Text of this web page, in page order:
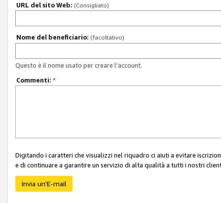
URL del sito Web: (Consigliato)
Nome del beneficiario: (facoltativo)
Questo è il nome usato per creare l'account.
Commenti: *
Digitando i caratteri che visualizzi nel riquadro ci aiuti a evitare
e di continuare a garantire un servizio di alta qualità a tutti i nostri
Invia un'E-mail